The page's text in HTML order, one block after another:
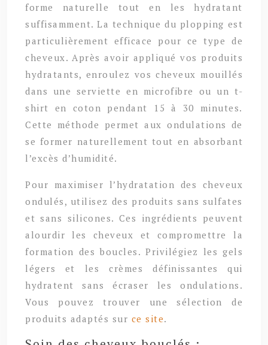
forme naturelle tout en les hydratant
suffisamment. La technique du plopping est
particulièrement efficace pour ce type de
cheveux. Après avoir appliqué vos produits
hydratants, enroulez vos cheveux mouillés
dans une serviette en microfibre ou un t-
shirt en coton pendant 15 à 30 minutes.
Cette méthode permet aux ondulations de
se former naturellement tout en absorbant
l’excès d’humidité.
Pour maximiser l’hydratation des cheveux
ondulés, utilisez des produits sans sulfates
et sans silicones. Ces ingrédients peuvent
alourdir les cheveux et compromettre la
formation des boucles. Privilégiez les gels
légers et les crèmes définissantes qui
hydratent sans écraser les ondulations.
Vous pouvez trouver une sélection de
produits adaptés sur ce site.